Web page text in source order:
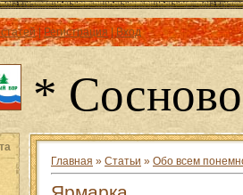
|Регистрация |Вход
*
Главная » Статьи » Обо всем